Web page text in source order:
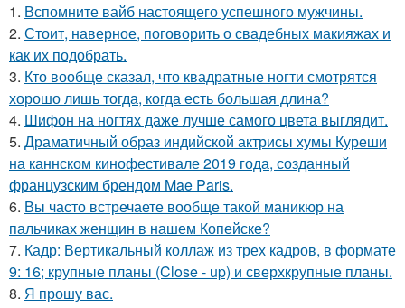
1. Вспомните вайб настоящего успешного мужчины.
2. Стоит, наверное, поговорить о свадебных макияжах и
как их подобрать.
3. Кто вообще сказал, что квадратные ногти смотрятся
хорошо лишь тогда, когда есть большая длина?
4. Шифон на ногтях даже лучше самого цвета выглядит.
5. Драматичный образ индийской актрисы хумы Куреши
на каннском кинофестивале 2019 года, созданный
французским брендом Mae Paris.
6. Вы часто встречаете вообще такой маникюр на
пальчиках женщин в нашем Копейске?
7. Кадр: Вертикальный коллаж из трех кадров, в формате
9: 16; крупные планы (Close - up) и сверхкрупные планы.
8. Я прошу вас.